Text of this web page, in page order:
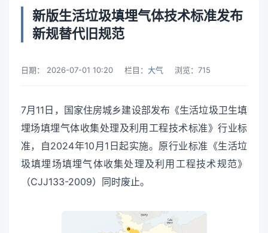
新版生活垃圾填埋气体技术标准发布
新规替代旧规范
日期： 2026-07-01 10:20 栏目： 大气 浏览： 715
7月11日，国家住房城乡建设部发布《生活垃圾卫生填
埋场填埋气体收集处理及利用工程技术标准》行业标
准，自2024年10月1日起实施。原行业标准《生活垃
圾填埋场填埋气体收集处理及利用工程技术规范》
（CJJ133-2009）同时废止。